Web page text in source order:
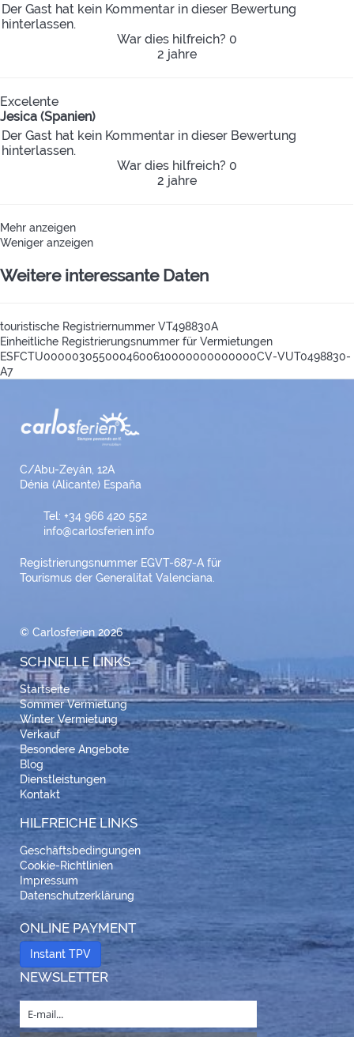
Der Gast hat kein Kommentar in dieser Bewertung
hinterlassen.
War dies hilfreich? 0
2 jahre
Excelente
Jesica (Spanien)
Der Gast hat kein Kommentar in dieser Bewertung
hinterlassen.
War dies hilfreich? 0
2 jahre
Mehr anzeigen
Weniger anzeigen
Weitere interessante Daten
touristische Registriernummer VT498830A
Einheitliche Registrierungsnummer für Vermietungen
ESFCTU0000030550004600610000000000000CV-VUT0498830-
A7
C/Abu-Zeyán, 12A
Dénia (Alicante) España
Tel: +34 966 420 552
info@carlosferien.info
Registrierungsnummer EGVT-687-A für
Tourismus der Generalitat Valenciana.
© Carlosferien 2026
SCHNELLE LINKS
Startseite
Sommer Vermietung
Winter Vermietung
Verkauf
Besondere Angebote
Blog
Dienstleistungen
Kontakt
HILFREICHE LINKS
Geschäftsbedingungen
Cookie-Richtlinien
Impressum
Datenschutzerklärung
ONLINE PAYMENT
Instant TPV
NEWSLETTER